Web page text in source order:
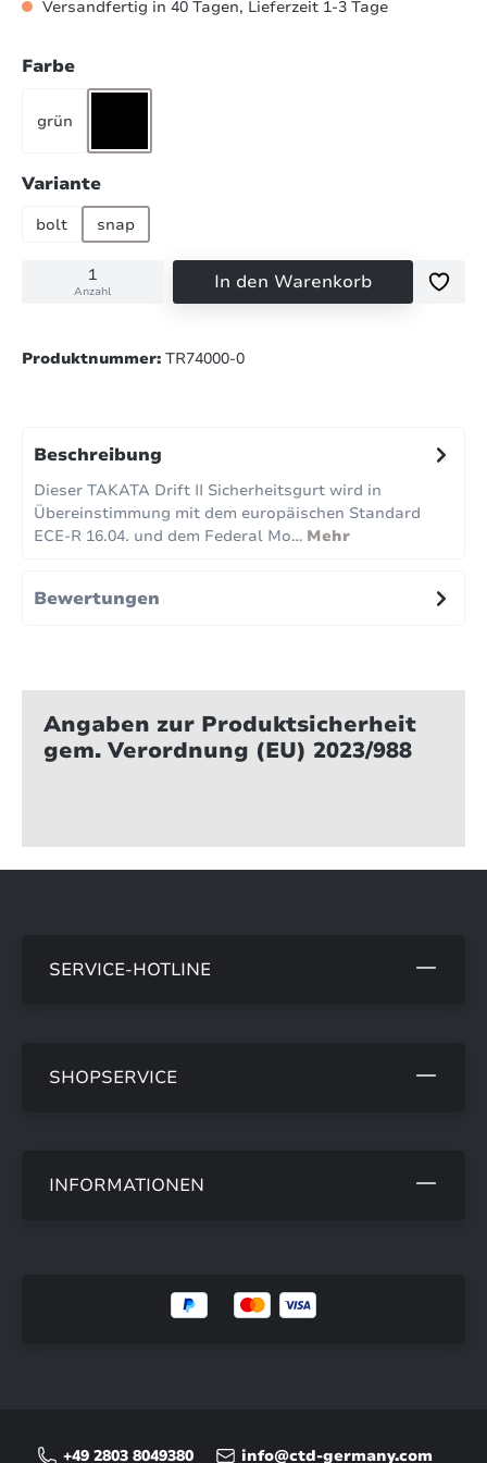
Versandfertig in 40 Tagen, Lieferzeit 1-3 Tage
Farbeauswählen
grün
Varianteauswählen
bolt snap
Anzahl In den Warenkorb
Produktnummer: TR74000-0
Beschreibung
Dieser TAKATA Drift II Sicherheitsgurt wird in
Übereinstimmung mit dem europäischen Standard
ECE-R 16.04. und dem Federal Mo… Mehr
Bewertungen
Angaben zur Produktsicherheit
gem. Verordnung (EU) 2023/988
SERVICE-HOTLINE
SHOPSERVICE
INFORMATIONEN
+49 2803 8049380 info@ctd-germany.com